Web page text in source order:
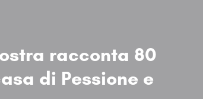
racconta 80
di Pessione e